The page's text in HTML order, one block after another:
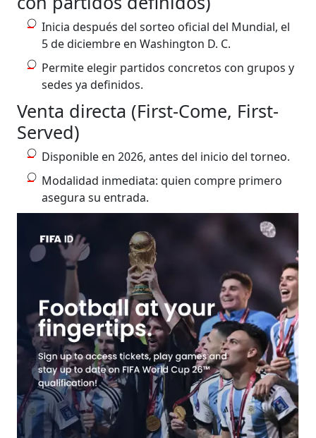
Inicia después del sorteo oficial del Mundial, el
5 de diciembre en Washington D. C.
Permite elegir partidos concretos con grupos y
sedes ya definidos.
​​​​​​Venta directa (First-Come, First-
Served)
Disponible en 2026, antes del inicio del torneo.
Modalidad inmediata: quien compre primero
asegura su entrada.